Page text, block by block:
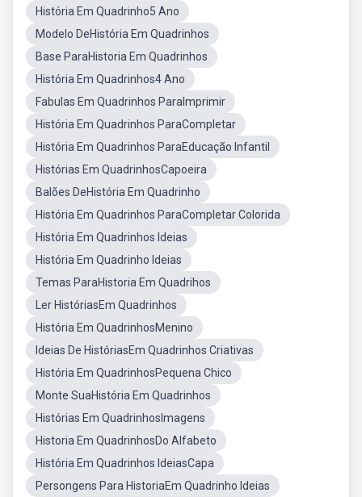
História Em Quadrinho5 Ano
Modelo DeHistória Em Quadrinhos
Base ParaHistoria Em Quadrinhos
História Em Quadrinhos4 Ano
Fabulas Em Quadrinhos ParaImprimir
História Em Quadrinhos ParaCompletar
História Em Quadrinhos ParaEducação Infantil
Histórias Em QuadrinhosCapoeira
Balões DeHistória Em Quadrinho
História Em Quadrinhos ParaCompletar Colorida
História Em Quadrinhos Ideias
História Em Quadrinho Ideias
Temas ParaHistoria Em Quadrihos
Ler HistóriasEm Quadrinhos
História Em QuadrinhosMenino
Ideias De HistóriasEm Quadrinhos Criativas
História Em QuadrinhosPequena Chico
Monte SuaHistória Em Quadrinhos
Histórias Em QuadrinhosImagens
Historia Em QuadrinhosDo Alfabeto
História Em Quadrinhos IdeiasCapa
Persongens Para HistoriaEm Quadrinho Ideias